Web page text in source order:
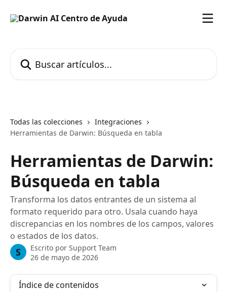
Todas las colecciones
Integraciones
Herramientas de Darwin: Búsqueda en tabla
Herramientas de Darwin:
Búsqueda en tabla
Transforma los datos entrantes de un sistema al
formato requerido para otro. Usala cuando haya
discrepancias en los nombres de los campos, valores
o estados de los datos.
S Escrito por Support Team
26 de mayo de 2026
Índice de contenidos